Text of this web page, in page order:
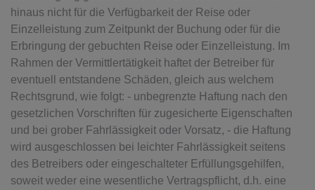
hinaus nicht für die Verfügbarkeit der Reise oder
Einzelleistung zum Zeitpunkt der Buchung oder für die
Erbringung der gebuchten Reise oder Einzelleistung. Im
Rahmen der Vermittlertätigkeit haftet der Betreiber für
eventuell entstandene Schäden, gleich aus welchem
Rechtsgrund, wie folgt: - unbegrenzte Haftung nach den
gesetzlichen Vorschriften für zugesicherte Eigenschaften
und bei grober Fahrlässigkeit oder Vorsatz, - die Haftung
wird ausgeschlossen bei leichter Fahrlässigkeit seitens
des Betreibers oder eingeschalteter Erfüllungsgehilfen,
soweit weder eine wesentliche Vertragspflicht, d.h. eine